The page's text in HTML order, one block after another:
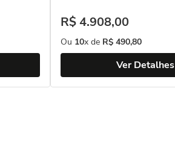
R$4.908,00
Ou 10x de R$ 490,80
Ver Detalhes